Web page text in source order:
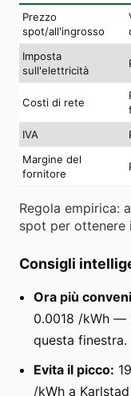
Prezzo
spot/all'ingrosso
Imposta
sull'elettricità
Costi di rete
IVA
Margine del
fornitore
Regola empirica:
spot per ottenere
Consigli
Ora più
0.0018 /kWh —
questa finestra.
Evita il picco:
/kWh a